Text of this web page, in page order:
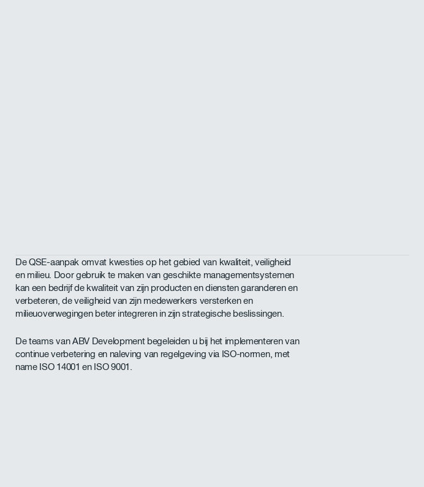
De QSE-aanpak omvat kwesties op het gebied van kwaliteit, veiligheid
en milieu. Door gebruik te maken van geschikte managementsystemen
kan een bedrijf de kwaliteit van zijn producten en diensten garanderen en
verbeteren, de veiligheid van zijn medewerkers versterken en
milieuoverwegingen beter integreren in zijn strategische beslissingen.
De teams van ABV Development begeleiden u bij het implementeren van
continue verbetering en naleving van regelgeving via ISO-normen, met
name ISO 14001 en ISO 9001.